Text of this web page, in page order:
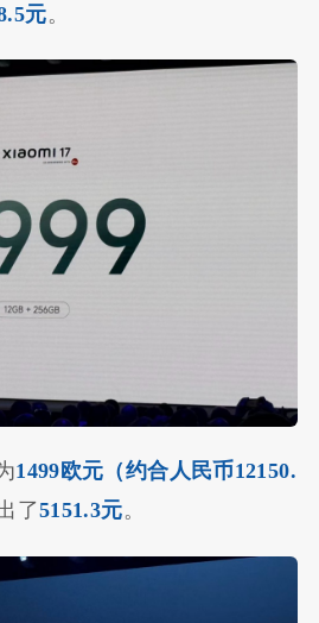
元。
1499欧元（约合人民币12150.
了5151.3元。